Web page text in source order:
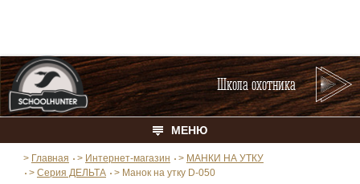
Школа охотника
МЕНЮ
> Главная > Интернет-магазин > МАНКИ НА УТКУ
> Серия ДЕЛЬТА > Манок на утку D-050